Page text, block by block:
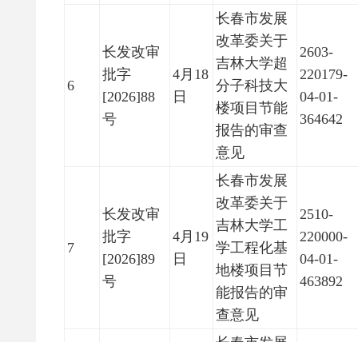
6
长发改审
批字
[2026]88
号
4月18
日
长春市发展
改革委关于
吉林大学超
分子科技大
楼项目节能
报告的审查
意见
2603-
220179-
04-01-
364642
7
长发改审
批字
[2026]89
号
4月19
日
长春市发展
改革委关于
吉林大学工
学工程化基
地楼项目节
能报告的审
查意见
2510-
220000-
04-01-
463892